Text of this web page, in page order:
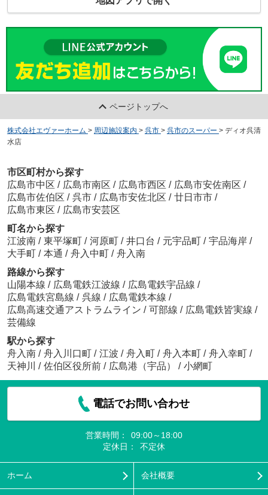
ページトップへ
株式会社エヴァーホーム > 周辺施設案内 > 呉市 > 呉市のスーパー > ディオ呉清
水店
市区町村から探す
広島市中区 / 広島市南区 / 広島市西区 / 広島市安佐南区 /
広島市佐伯区 / 呉市 / 広島市安佐北区 / 廿日市市 /
広島市東区 / 広島市安芸区
町名から探す
江波南 / 東平塚町 / 河原町 / 井口台 / 元宇品町 / 宇品海岸 /
大手町 / 本通 / 舟入中町 / 舟入南
路線から探す
山陽本線 / 広島電鉄江波線 / 広島電鉄宇品線 /
広島電鉄宮島線 / 呉線 / 広島電鉄本線 /
広島高速交通アストラムライン / 可部線 / 広島電鉄皆実線 /
芸備線
駅から探す
舟入南 / 舟入川口町 / 江波 / 舟入町 / 舟入本町 / 舟入幸町 /
天神川
/ 佐伯区役所前 / 広島港（宇品） / 小網町
電話でお問い合わせ
営業時間：
09:00～18:00
定休日：
不定休
ホーム 会社概要